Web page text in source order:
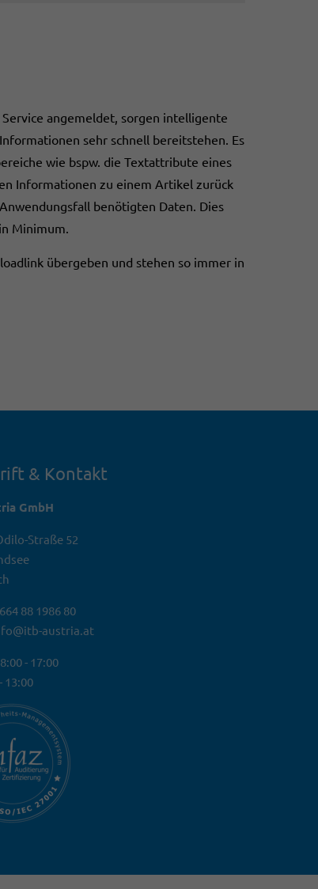
angemeldet, sorgen intelligente
sehr schnell bereitstehen. Es
wie bspw. die Textattribute eines
Informationen zu einem Artikel zurück
benötigten Daten. Dies
Minimum.
übergeben und stehen so immer in
& Kontakt
GmbH
Straße 52
88 1986 80
austria.at
- 17:00
13:00